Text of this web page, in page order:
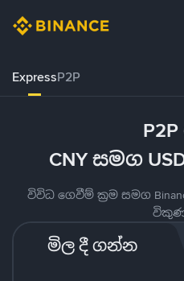
ExpressP2P
CNY සමග
විවිධ ගෙවීම් ක්‍රම සමග
මිල දී ගන්න